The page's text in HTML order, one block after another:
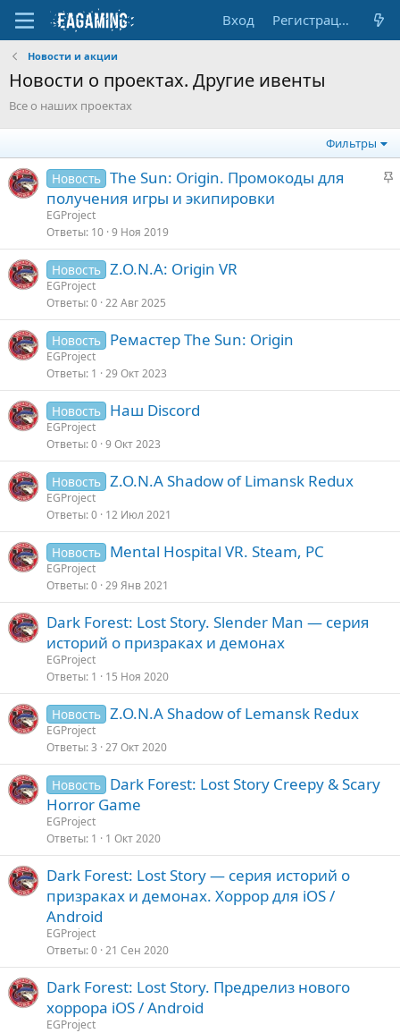
Вход Регистрация
Новости и акции
Новости о проектах. Другие ивенты
Все о наших проектах
Фильтры
З
е
н
Новость The Sun: Origin. Промокоды для
получения игры и экипировки
EGProject
Ответы 10 9 Ноя 2019
Новость Z.O.N.A: Origin VR
EGProject
Ответы 0 22 Авг 2025
Новость Ремастер The Sun: Origin
EGProject
Ответы 1 29 Окт 2023
Новость Наш Discord
EGProject
Ответы 0 9 Окт 2023
Новость Z.O.N.A Shadow of Limansk Redux
EGProject
Ответы 0 12 Июл 2021
Новость Mental Hospital VR. Steam, PC
EGProject
Ответы 0 29 Янв 2021
Dark Forest: Lost Story. Slender Man — серия
историй о призраках и демонах
EGProject
Ответы 1 15 Ноя 2020
Новость Z.O.N.A Shadow of Lemansk Redux
EGProject
Ответы 3 27 Окт 2020
Новость Dark Forest: Lost Story Creepy & Scary
Horror Game
EGProject
Ответы 1 1 Окт 2020
Dark Forest: Lost Story — серия историй о
призраках и демонах. Хоррор для iOS /
Android
EGProject
Ответы 0 21 Сен 2020
Dark Forest: Lost Story. Предрелиз нового
хоррора iOS / Android
EGProject